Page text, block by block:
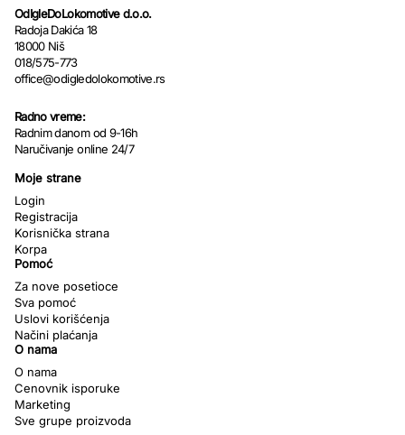
OdIgleDoLokomotive d.o.o.
Radoja Dakića 18
18000 Niš
018/575-773
office@odigledolokomotive.rs
Radno vreme:
Radnim danom od 9-16h
Naručivanje online 24/7
Moje strane
Login
Registracija
Korisnička strana
Korpa
Pomoć
Za nove posetioce
Sva pomoć
Uslovi korišćenja
Načini plaćanja
O nama
O nama
Cenovnik isporuke
Marketing
Sve grupe proizvoda